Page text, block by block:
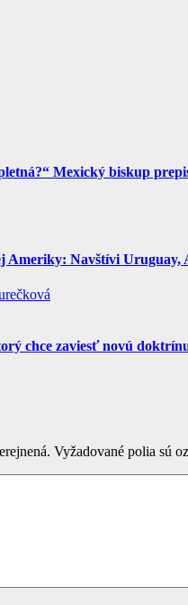
Mexický biskup
Ameriky: Navštívi Uruguay,
chce zaviesť novú
Vyžadované polia sú